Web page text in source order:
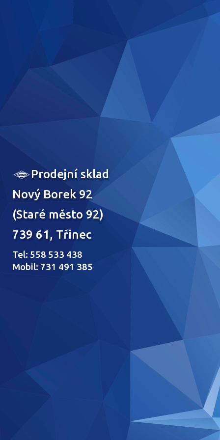
Prodejní sklad
Nový Borek 92
(Staré město 92)
739 61, Třinec
Tel: 558 533 438
Mobil: 731 491 385